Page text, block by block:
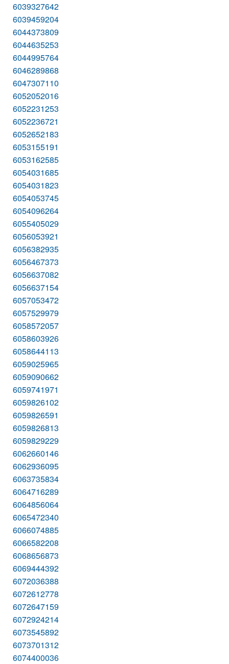
6039327642
6039459204
6044373809
6044635253
6044995764
6046289868
6047307110
6052052016
6052231253
6052236721
6052652183
6053155191
6053162585
6054031685
6054031823
6054053745
6054096264
6055405029
6056053921
6056382935
6056467373
6056637082
6056637154
6057053472
6057529979
6058572057
6058603926
6058644113
6059025965
6059090662
6059741971
6059826102
6059826591
6059826813
6059829229
6062660146
6062936095
6063735834
6064716289
6064856064
6065472340
6066074885
6066582208
6068656873
6069444392
6072036388
6072612778
6072647159
6072924214
6073545892
6073701312
6074400036